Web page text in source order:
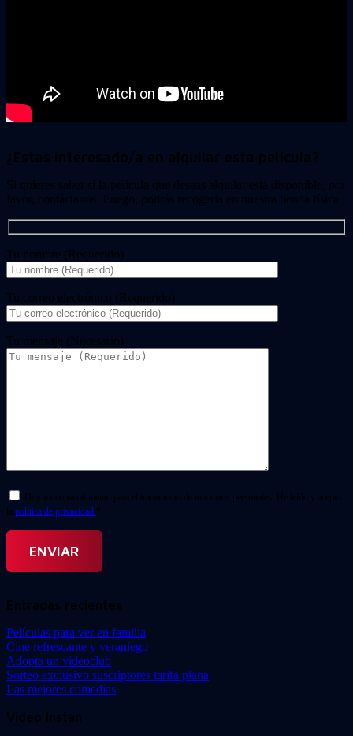
¿Estas interesado/a en alquilar esta película?
Si quieres saber si la película que deseas alquilar está disponible, por
favor, contáctanos. Luego, podrás recogerla en nuestra tienda física.
Tu nombre (Requerido)
Tu correo electrónico (Requerido)
Tu mensaje (Necesario)
Doy mi consentimiento para el tratamiento de mis datos personales. He leído y acepto
la política de privacidad. *
Entradas recientes
Películas para ver en familia
Cine refrescante y veraniego
Adopta un videoclub
Sorteo exclusivo suscriptores tarifa plana
Las mejores comedias
Video Instan